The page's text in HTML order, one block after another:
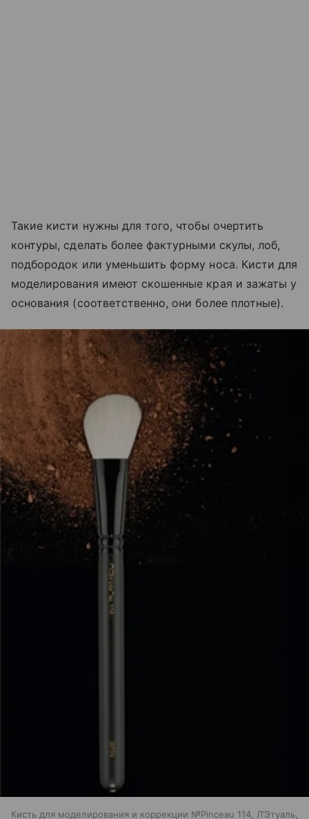
Такие кисти нужны для того, чтобы очертить
контуры, сделать более фактурными скулы, лоб,
подбородок или уменьшить форму носа. Кисти для
моделирования имеют скошенные края и зажаты у
основания (соответственно, они более плотные).
Кисть для моделирования и коррекции №Pinceau 114, Л’Этуаль,